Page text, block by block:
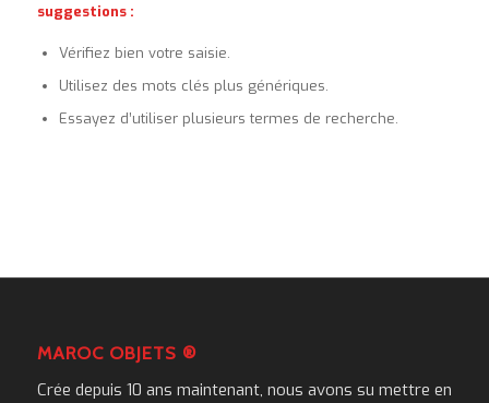
suggestions :
Vérifiez bien votre saisie.
Utilisez des mots clés plus génériques.
Essayez d’utiliser plusieurs termes de recherche.
MAROC OBJETS ®
Crée depuis 10 ans maintenant, nous avons su mettre en